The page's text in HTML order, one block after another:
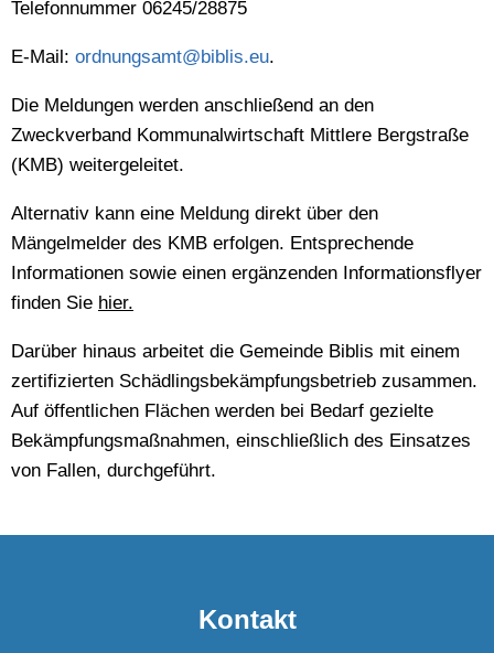
Telefonnummer 06245/28875
E-Mail: ordnungsamt@biblis.eu.
Die Meldungen werden anschließend an den
Zweckverband Kommunalwirtschaft Mittlere Bergstraße
(KMB) weitergeleitet.
Alternativ kann eine Meldung direkt über den
Mängelmelder des KMB erfolgen. Entsprechende
Informationen sowie einen ergänzenden Informationsflyer
finden Sie hier.
Darüber hinaus arbeitet die Gemeinde Biblis mit einem
zertifizierten Schädlingsbekämpfungsbetrieb zusammen.
Auf öffentlichen Flächen werden bei Bedarf gezielte
Bekämpfungsmaßnahmen, einschließlich des Einsatzes
von Fallen, durchgeführt.
Kontakt